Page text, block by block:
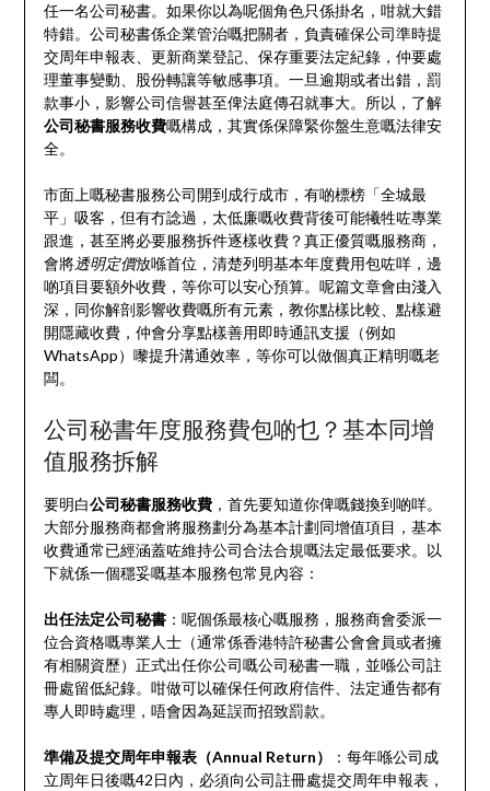
任一名公司秘書。如果你以為呢個角色只係掛名，咁就大錯
特錯。公司秘書係企業管治嘅把關者，負責確保公司準時提
交周年申報表、更新商業登記、保存重要法定紀錄，仲要處
理董事變動、股份轉讓等敏感事項。一旦逾期或者出錯，罰
款事小，影響公司信譽甚至俾法庭傳召就事大。所以，了解
公司秘書服務收費嘅構成，其實係保障緊你盤生意嘅法律安
全。
市面上嘅秘書服務公司開到成行成市，有啲標榜「全城最
平」吸客，但有冇諗過，太低廉嘅收費背後可能犧牲咗專業
跟進，甚至將必要服務拆件逐樣收費？真正優質嘅服務商，
會將透明定價放喺首位，清楚列明基本年度費用包咗咩，邊
啲項目要額外收費，等你可以安心預算。呢篇文章會由淺入
深，同你解剖影響收費嘅所有元素，教你點樣比較、點樣避
開隱藏收費，仲會分享點樣善用即時通訊支援（例如
WhatsApp）嚟提升溝通效率，等你可以做個真正精明嘅老
闆。
公司秘書年度服務費包啲乜？基本同增
值服務拆解
要明白公司秘書服務收費，首先要知道你俾嘅錢換到啲咩。
大部分服務商都會將服務劃分為基本計劃同增值項目，基本
收費通常已經涵蓋咗維持公司合法合規嘅法定最低要求。以
下就係一個穩妥嘅基本服務包常見內容：
出任法定公司秘書：呢個係最核心嘅服務，服務商會委派一
位合資格嘅專業人士（通常係香港特許秘書公會會員或者擁
有相關資歷）正式出任你公司嘅公司秘書一職，並喺公司註
冊處留低紀錄。咁做可以確保任何政府信件、法定通告都有
專人即時處理，唔會因為延誤而招致罰款。
準備及提交周年申報表（Annual Return）
：每年喺公司成
立周年日後嘅42日內，必須向公司註冊處提交周年申報表，